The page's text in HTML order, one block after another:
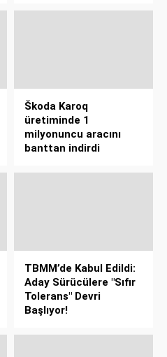
Škoda Karoq
üretiminde 1
milyonuncu aracını
banttan indirdi
TBMM’de Kabul Edildi:
Aday Sürücülere "Sıfır
Tolerans" Devri
Başlıyor!